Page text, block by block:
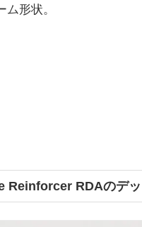
形状。
Reinforcer RDAのデ